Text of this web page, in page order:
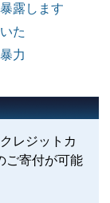
露します
た
力
レジットカ
ご寄付が可能